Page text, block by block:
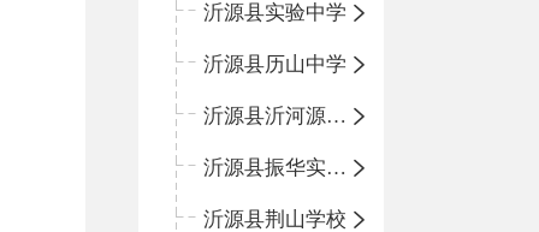
沂源县实验中学
沂源县历山中学
沂源县沂河源学校
沂源县振华实验学校
沂源县荆山学校